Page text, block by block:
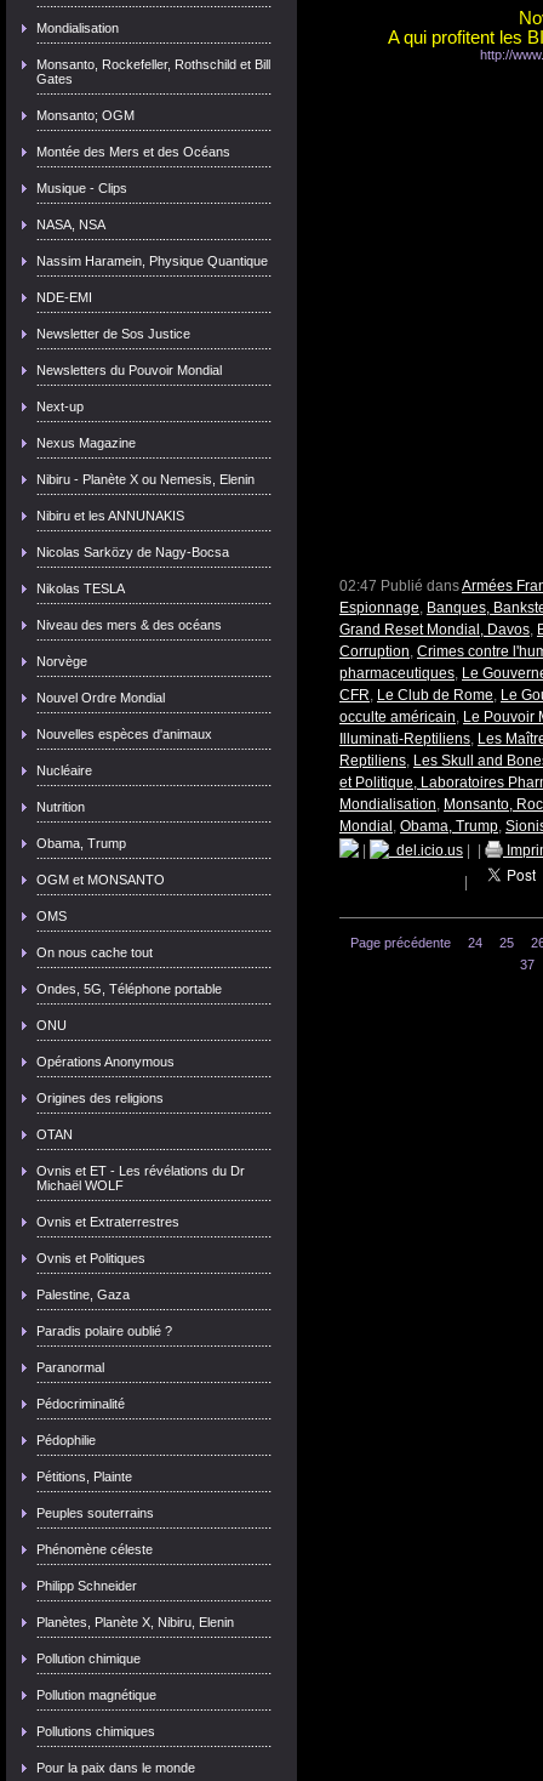
Mondialisation
Monsanto, Rockefeller, Rothschild et Bill
Gates
Monsanto; OGM
Montée des Mers et des Océans
Musique - Clips
NASA, NSA
Nassim Haramein, Physique Quantique
NDE-EMI
Newsletter de Sos Justice
Newsletters du Pouvoir Mondial
Next-up
Nexus Magazine
Nibiru - Planète X ou Nemesis, Elenin
Nibiru et les ANNUNAKIS
Nicolas Sarközy de Nagy-Bocsa
Nikolas TESLA
Niveau des mers & des océans
Norvège
Nouvel Ordre Mondial
Nouvelles espèces d'animaux
Nucléaire
Nutrition
Obama, Trump
OGM et MONSANTO
OMS
On nous cache tout
Ondes, 5G, Téléphone portable
ONU
Opérations Anonymous
Origines des religions
OTAN
Ovnis et ET - Les révélations du Dr
Michaël WOLF
Ovnis et Extraterrestres
Ovnis et Politiques
Palestine, Gaza
Paradis polaire oublié ?
Paranormal
Pédocriminalité
Pédophilie
Pétitions, Plainte
Peuples souterrains
Phénomène céleste
Philipp Schneider
Planètes, Planète X, Nibiru, Elenin
Pollution chimique
Pollution magnétique
Pollutions chimiques
Pour la paix dans le monde
A qui profitent les
http://
02:47 Publié dansArmées
Espionnage, Banques,
Grand Reset Mondial, Davos,
Corruption, Crimes contre
pharmaceutiques, Le
CFR, Le Club de Rome, Le
occulte américain, Le Pouvoir
Illuminati-Reptiliens, Les
Reptiliens, Les Skull and
et Politique, Laboratoires
Mondialisation, Monsanto,
Mondial , Obama, Trump,
del.icio.us
Page précédente 24 25
37